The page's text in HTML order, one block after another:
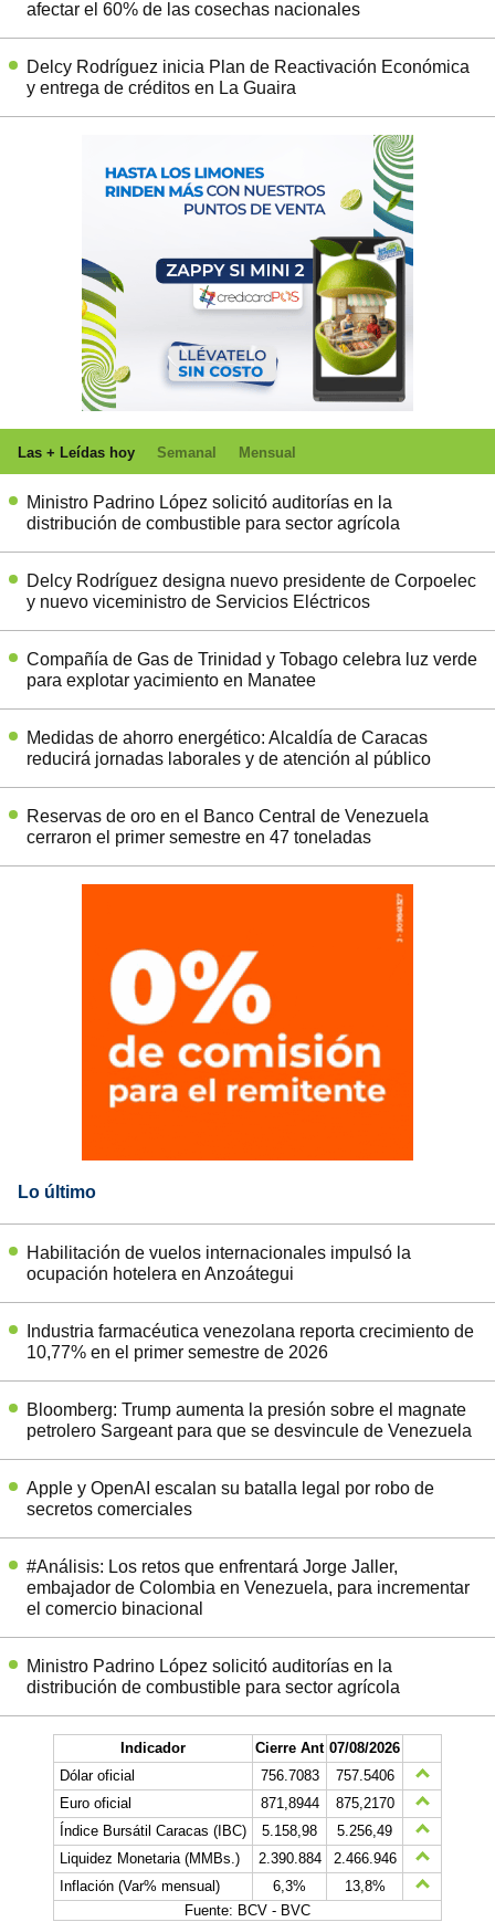
afectar el 60% de las cosechas nacionales
Delcy Rodríguez inicia Plan de Reactivación Económica
y entrega de créditos en La Guaira
Las + Leídas hoy Semanal Mensual
Ministro Padrino López solicitó auditorías en la
distribución de combustible para sector agrícola
Delcy Rodríguez designa nuevo presidente de Corpoelec
y nuevo viceministro de Servicios Eléctricos
Compañía de Gas de Trinidad y Tobago celebra luz verde
para explotar yacimiento en Manatee
Medidas de ahorro energético: Alcaldía de Caracas
reducirá jornadas laborales y de atención al público
Reservas de oro en el Banco Central de Venezuela
cerraron el primer semestre en 47 toneladas
Lo último
Habilitación de vuelos internacionales impulsó la
ocupación hotelera en Anzoátegui
Industria farmacéutica venezolana reporta crecimiento de
10,77% en el primer semestre de 2026
Bloomberg: Trump aumenta la presión sobre el magnate
petrolero Sargeant para que se desvincule de Venezuela
Apple y OpenAI escalan su batalla legal por robo de
secretos comerciales
#Análisis: Los retos que enfrentará Jorge Jaller,
embajador de Colombia en Venezuela, para incrementar
el comercio binacional
Ministro Padrino López solicitó auditorías en la
distribución de combustible para sector agrícola
Indicador Cierre Ant 07/08/2026
Dólar oficial
756.7083
757.5406
Euro oficial
871,8944
875,2170
Índice Bursátil Caracas (IBC)
5.158,98
5.256,49
Liquidez Monetaria (MMBs.)
2.390.884
2.466.946
Inflación (Var% mensual)
6,3%
13,8%
Fuente: BCV - BVC